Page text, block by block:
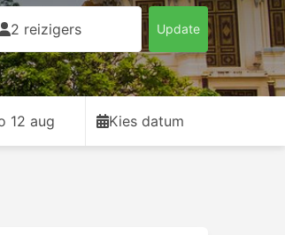
2 reizigers Update
12 aug Kies datum